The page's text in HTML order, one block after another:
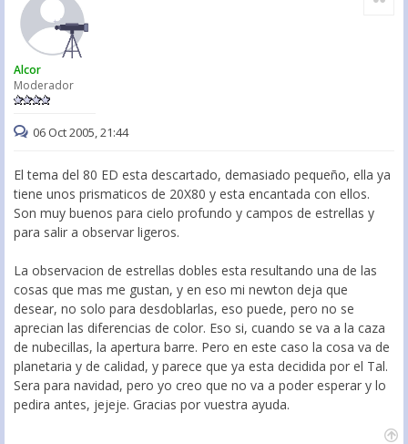
Alcor
Moderador
06 Oct 2005, 21:44
El tema del 80 ED esta descartado, demasiado pequeño, ella ya
tiene unos prismaticos de 20X80 y esta encantada con ellos.
Son muy buenos para cielo profundo y campos de estrellas y
para salir a observar ligeros.
La observacion de estrellas dobles esta resultando una de las
cosas que mas me gustan, y en eso mi newton deja que
desear, no solo para desdoblarlas, eso puede, pero no se
aprecian las diferencias de color. Eso si, cuando se va a la caza
de nubecillas, la apertura barre. Pero en este caso la cosa va de
planetaria y de calidad, y parece que ya esta decidida por el Tal.
Sera para navidad, pero yo creo que no va a poder esperar y lo
pedira antes, jejeje. Gracias por vuestra ayuda.